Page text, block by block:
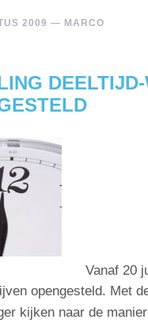
2009 — MARCO
Vanaf 20
opengesteld. Met
kijken naar de